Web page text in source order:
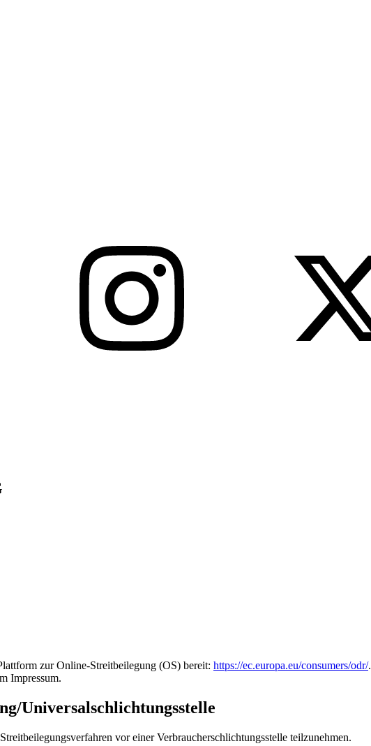
zur Online-Streitbeilegung (OS) bereit: https://ec.europa.eu/consumers/odr/.
Impressum.
Universal­schlichtungs­stelle
vor einer Verbraucherschlichtungsstelle teilzunehmen.